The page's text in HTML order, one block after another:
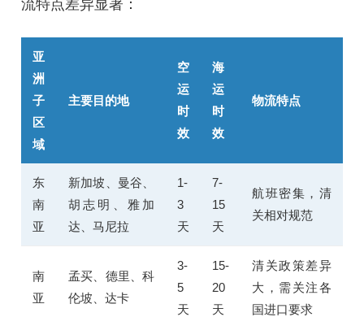
流特点差异显著：
亚
洲
子
区
域
主要目的地
空
运
时
效
海
运
时
效
物流特点
东
南
亚
新加坡、曼谷、
胡志明、雅加
达、马尼拉
1-
3
天
7-
15
天
航班密集，清
关相对规范
南
亚
孟买、德里、科
伦坡、达卡
3-
5
天
15-
20
天
清关政策差异
大，需关注各
国进口要求